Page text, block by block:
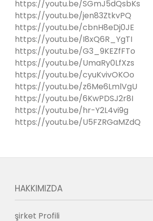
https://youtu.be/SGmJ5dQsbKs
https://youtu.be/jen83ZtkvPQ
https://youtu.be/cbnH8eDj0JE
https://youtu.be/I8xQ6R_YgTI
https://youtu.be/G3_9KEZfFTo
https://youtu.be/UmaRy0LfXzs
https://youtu.be/cyuKvivOKOo
https://youtu.be/z6Me6LmlVgU
https://youtu.be/6KwPDSJ2r8I
https://youtu.be/hr-Y2L4vi9g
https://youtu.be/U5FZRGaMZdQ
HAKKIMIZDA
şirket Profili